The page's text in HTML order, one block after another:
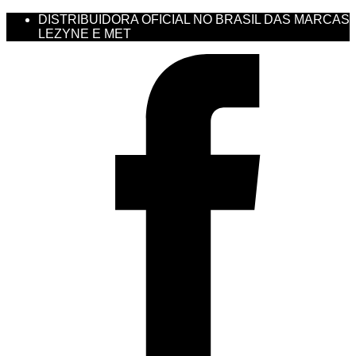
DISTRIBUIDORA OFICIAL NO BRASIL DAS MARCAS
LEZYNE E MET